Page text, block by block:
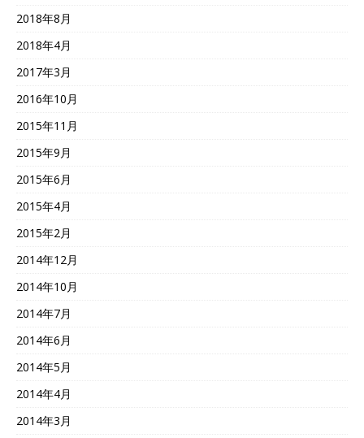
2018年8月
2018年4月
2017年3月
2016年10月
2015年11月
2015年9月
2015年6月
2015年4月
2015年2月
2014年12月
2014年10月
2014年7月
2014年6月
2014年5月
2014年4月
2014年3月